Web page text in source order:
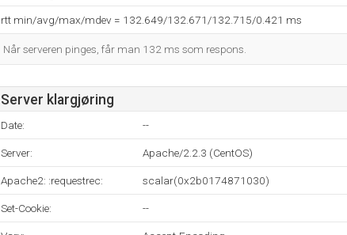
rtt min/avg/max/mdev = 132.649/132.671/132.715/0.421 ms
Når serveren pinges, får man 132 ms som respons.
Server klargjøring
Date: --
Server: Apache/2.2.3 (CentOS)
Apache2: :requestrec: scalar(0x2b0174871030)
Set-Cookie: --